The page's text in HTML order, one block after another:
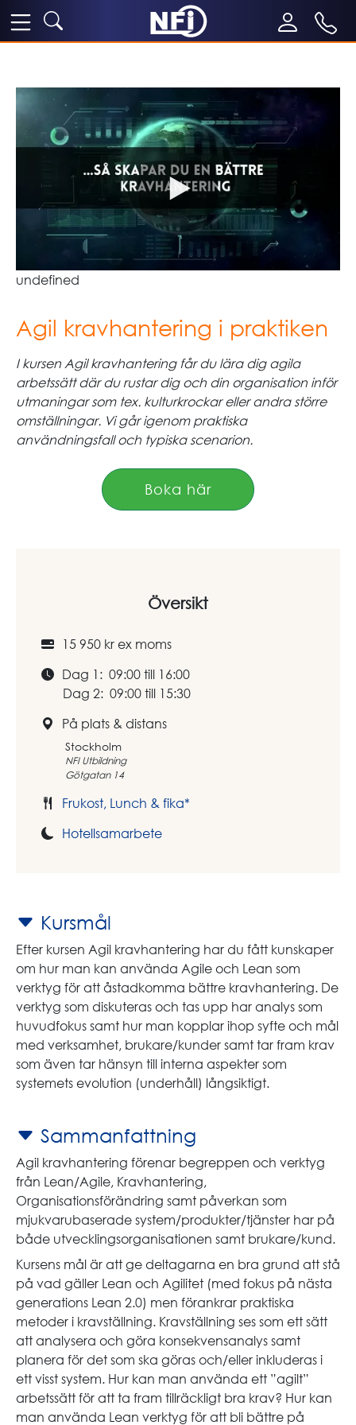
undefined
Agil kravhantering i praktiken
I kursen Agil kravhantering får du lära dig agila
arbetssätt där du rustar dig och din organisation inför
utmaningar som tex. kulturkrockar eller andra större
omställningar. Vi går igenom praktiska
användningsfall och typiska scenarion.
Boka här
Översikt
15 950 kr ex moms
Dag 1: 09:00 till 16:00
Dag 2: 09:00 till 15:30
På plats & distans
Stockholm
NFI Utbildning
Götgatan 14
Frukost, Lunch & fika*
Hotellsamarbete
Kursmål
Efter kursen Agil kravhantering har du fått kunskaper
om hur man kan använda Agile och Lean som
verktyg för att åstadkomma bättre kravhantering. De
verktyg som diskuteras och tas upp har analys som
huvudfokus samt hur man kopplar ihop syfte och mål
med verksamhet, brukare/kunder samt tar fram krav
som även tar hänsyn till interna aspekter som
systemets evolution (underhåll) långsiktigt.
Sammanfattning
Agil kravhantering förenar begreppen och verktyg
från Lean/Agile, Kravhantering,
Organisationsförändring samt påverkan som
mjukvarubaserade system/produkter/tjänster har på
både utvecklingsorganisationen samt brukare/kund.
Kursens mål är att ge deltagarna en bra grund att stå
på vad gäller Lean och Agilitet (med fokus på nästa
generations Lean 2.0) men förankrar praktiska
metoder i kravställning. Kravställning ses som ett sätt
att analysera och göra konsekvensanalys samt
planera för det som ska göras och/eller inkluderas i
ett visst system. Hur kan man använda ett ”agilt”
arbetssätt för att ta fram tillräckligt bra krav? Hur kan
man använda Lean verktyg för att bli bättre på